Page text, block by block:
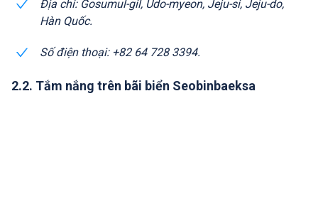
Địa chỉ: Gosumul-gil, Udo-myeon, Jeju-si, Jeju-do,
Hàn Quốc.
Số điện thoại: +82 64 728 3394.
2.2. Tắm nắng trên bãi biển Seobinbaeksa